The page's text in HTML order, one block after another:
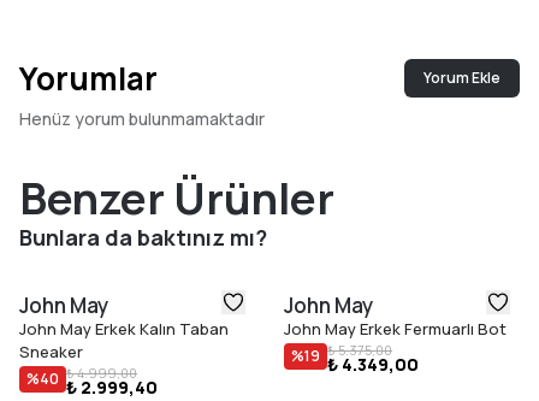
Yorumlar Yorum Ekle
Henüz yorum bulunmamaktadır
Benzer Ürünler
Bunlara da baktınız mı?
John May
John May Erkek Kalın Taban
Sneaker
%40 ₺ 4.999,00
₺ 2.999,40
John May
John May Erkek Fermuarlı Bot
%19 ₺ 5.375,00
₺ 4.349,00